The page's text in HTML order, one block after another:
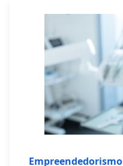
Empreendedorismo